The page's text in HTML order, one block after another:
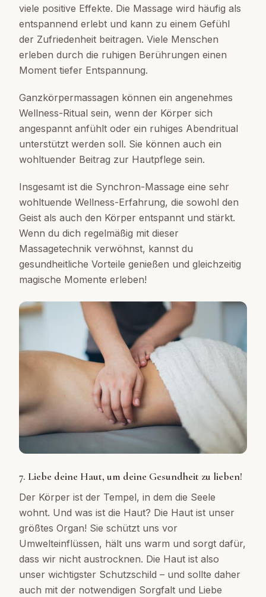
viele positive Effekte. Die Massage wird häufig als
entspannend erlebt und kann zu einem Gefühl
der Zufriedenheit beitragen. Viele Menschen
erleben durch die ruhigen Berührungen einen
Moment tiefer Entspannung.
Ganzkörpermassagen können ein angenehmes
Wellness-Ritual sein, wenn der Körper sich
angespannt anfühlt oder ein ruhiges Abendritual
unterstützt werden soll. Sie können auch ein
wohltuender Beitrag zur Hautpflege sein.
Insgesamt ist die Synchron-Massage eine sehr
wohltuende Wellness-Erfahrung, die sowohl den
Geist als auch den Körper entspannt und stärkt.
Wenn du dich regelmäßig mit dieser
Massagetechnik verwöhnst, kannst du
gesundheitliche Vorteile genießen und gleichzeitig
magische Momente erleben!
7. Liebe deine Haut, um deine Gesundheit zu lieben!
Der Körper ist der Tempel, in dem die Seele
wohnt. Und was ist die Haut? Die Haut ist unser
größtes Organ! Sie schützt uns vor
Umwelteinflüssen, hält uns warm und sorgt dafür,
dass wir nicht austrocknen. Die Haut ist also
unser wichtigster Schutzschild – und sollte daher
auch mit der notwendigen Sorgfalt und Liebe